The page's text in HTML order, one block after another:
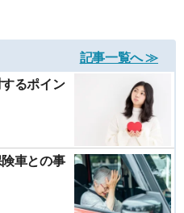
記事一覧へ ≫
るポイン
車との事